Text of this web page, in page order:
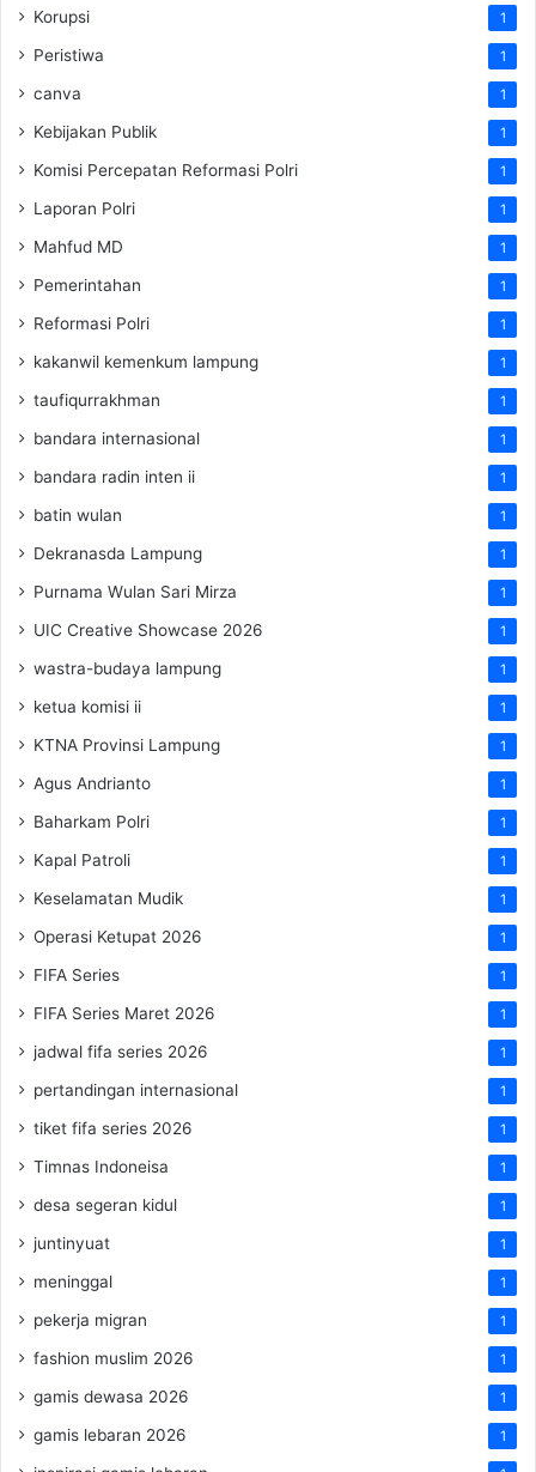
Korupsi 1
Peristiwa 1
canva 1
Kebijakan Publik 1
Komisi Percepatan Reformasi Polri 1
Laporan Polri 1
Mahfud MD 1
Pemerintahan 1
Reformasi Polri 1
kakanwil kemenkum lampung 1
taufiqurrakhman 1
bandara internasional 1
bandara radin inten ii 1
batin wulan 1
Dekranasda Lampung 1
Purnama Wulan Sari Mirza 1
UIC Creative Showcase 2026 1
wastra-budaya lampung 1
ketua komisi ii 1
KTNA Provinsi Lampung 1
Agus Andrianto 1
Baharkam Polri 1
Kapal Patroli 1
Keselamatan Mudik 1
Operasi Ketupat 2026 1
FIFA Series 1
FIFA Series Maret 2026 1
jadwal fifa series 2026 1
pertandingan internasional 1
tiket fifa series 2026 1
Timnas Indoneisa 1
desa segeran kidul 1
juntinyuat 1
meninggal 1
pekerja migran 1
fashion muslim 2026 1
gamis dewasa 2026 1
gamis lebaran 2026 1